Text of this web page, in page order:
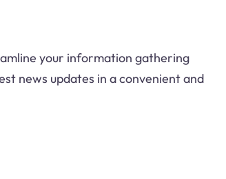
your information gathering
news updates in a convenient and